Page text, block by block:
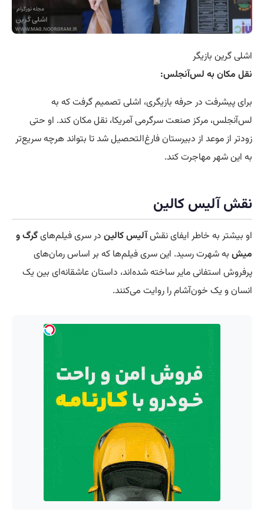
اشلی گرین بازیگر
نقل مکان به لس‌آنجلس:
برای پیشرفت در حرفه بازیگری، اشلی تصمیم گرفت که به
لس‌آنجلس، مرکز صنعت سرگرمی آمریکا، نقل مکان کند. او حتی
زودتر از موعد از دبیرستان فارغ‌التحصیل شد تا بتواند هرچه سریع‌تر
به این شهر مهاجرت کند.
نقش آلیس کالین
او بیشتر به خاطر ایفای نقشآلیس کالین در سری فیلم‌هایگرگ و
میش به شهرت رسید. این سری فیلم‌ها که بر اساس رمان‌های
پرفروش استفانی مایر ساخته شده‌اند، داستان عاشقانه‌ای بین یک
انسان و یک خون‌آشام را روایت می‌کنند.